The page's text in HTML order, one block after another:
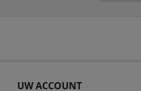
UW ACCOUNT